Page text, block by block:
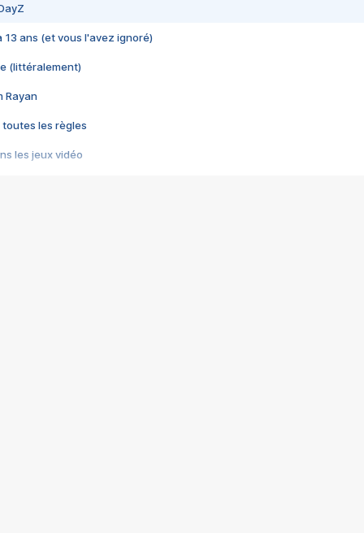
13 ans (et vous l'avez ignoré)
(littéralement)
Rayan
toutes les règles
les jeux vidéo